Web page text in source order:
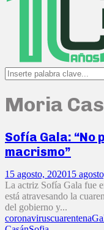
Search
for:
Moria
Sofía Gala: “No
macrismo”
15 agosto, 202015
La actriz Sofía Gala fue
está atravesando la
del gobierno y...
coronaviruscuarentena